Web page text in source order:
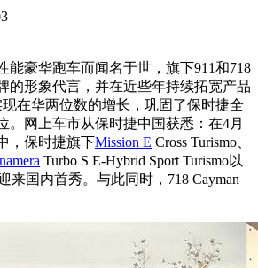
能豪华跑车而闻名于世，旗下911和718
的形象代言，并在近些年持续拓宽产品
在华两位数的增长，巩固了保时捷全
。网上车市从保时捷中国获悉：在4月
，保时捷旗下Mission E Cross Turismo、
Turbo S E-Hybrid Sport Turismo以
来国内首秀。与此同时， 718 Cayman